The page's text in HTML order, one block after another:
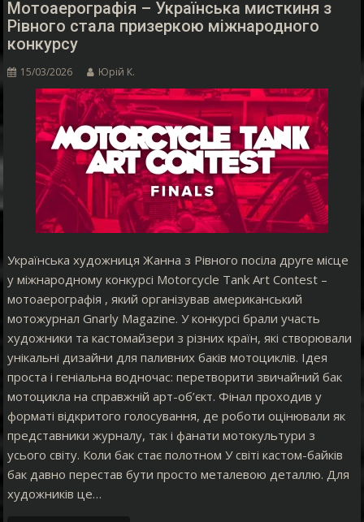
Мотоаерографія – Українська мисткиня з
Рівного стала призеркою міжнародного
конкурсу
15/03/2026 Юрій К.
Українська художниця Жанна з Рівного посіла друге місце
у міжнародному конкурсі Motorcycle Tank Art Contest –
мотоаерографія , який організував американський
мотожурнал Gnarly Magazine. У конкурсі брали участь
художники та кастомайзери з різних країн, які створювали
унікальні дизайни для паливних баків мотоциклів. Ідея
проста і геніальна водночас: перетворити звичайний бак
мотоцикла на справжній арт-об’єкт. Фінал проходив у
форматі відкритого голосування, де роботи оцінювали як
представники журналу, так і фанати мотокультури з
усього світу. Коли бак стає полотном У світі кастом-байків
бак давно перестав бути просто металевою деталлю. Для
художників це…